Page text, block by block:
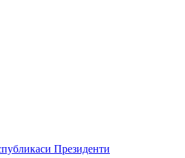
Президенти